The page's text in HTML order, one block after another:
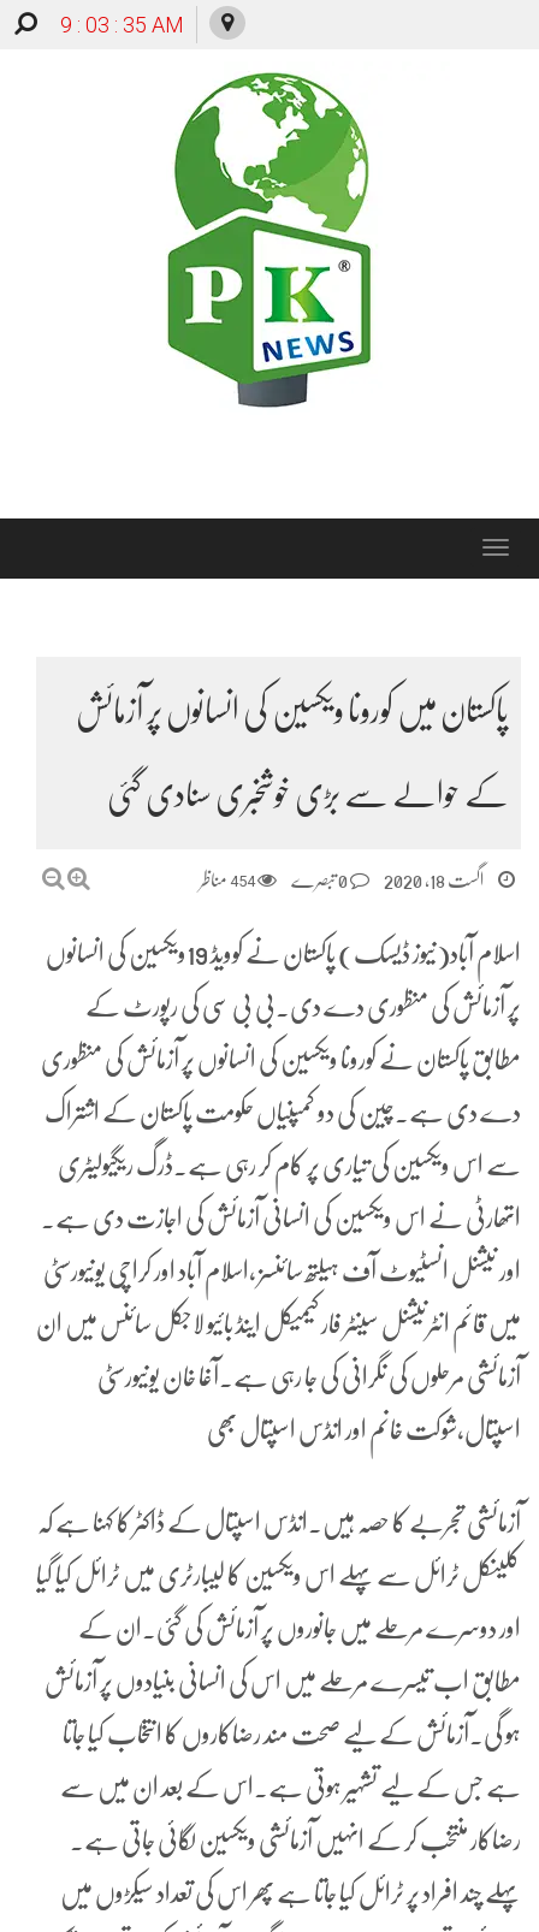
9 : 03 : 36 AM
Toggle
پاکستان میں کورونا ویکسین کی انسانوں پر آزمائش
کے حوالے سے بڑی خوشخبری سنادی گئی
اگست 18, 2020 454 مناظر
اسلام آباد(نیوز ڈیسک) پاکستان نے کوویڈ 19ویکسین کی انسانوں
پر آزمائش کی منظوری دے دی۔بی بی سی کی رپورٹ کے
مطابق پاکستان نے کورونا ویکسین کی انسانوں پر آزمائش کی منظوری
دے دی ہے۔چین کی دو کمپنیاں حکومت پاکستان کے اشتراک
سے اس ویکسین کی تیاری پر کام کر رہی ہے۔ڈرگ ریگیولیٹری
اتھارٹی نے اس ویکسین کی انسانی آزمائش کی اجازت دی ہے۔
اور نیشنل انسٹیوٹ آف ہیلتھ سائنسز ،اسلام آباد اور کراچی یونیورسٹی
میں قائم انٹرنیشنل سینٹر فار کیمیکل اینڈ بائیو لاجکل سائنس میں ان
آزمائشی مرحلوں کی نگرانی کی جا رہی ہے۔آغا خان یونیورسٹی
اسپتال،شوکت خانم اور انڈس اسپتال بھی
آزمائشی تجربے کا حصہ ہیں۔انڈس اسپتال کے ڈاکٹر کا کہنا ہے کہ
کلینکل ٹرائل سے پہلے اس ویکسین کا لیبارٹری میں ٹرائل کیا گیا
اور دوسرے مرحلے میں جانوروں پر آزمائش کی گئی۔ان کے
مطابق اب تیسرے مرحلے میں اس کی انسانی بنیادوں پر آزمائش
ہو گی۔آزمائش کے لیے صحت مند رضاکاروں کا انتخاب کیا جاتا
ہے جس کے لیے تشہیر ہوتی ہے۔اس کے بعد ان میں سے
رضاکار منتخب کر کے انہیں آزمائشی ویکسین لگائی جاتی ہے۔
پہلے چند افراد پر ٹرائل کیا جاتا ہے پھر اس کی تعداد سیکڑوں میں